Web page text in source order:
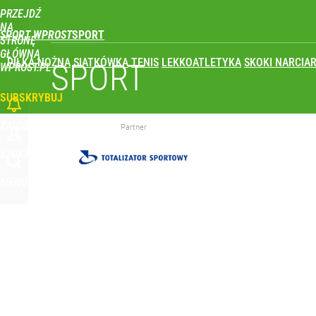
PRZEJDŹ
NA
STRONĘ
GŁÓWNĄ
WPROST.PL
SPORT WPROST
PIŁKA NOŻNA SIATKÓWKA TENIS LEKKOATLETYKA SKOKI
SUBSKRYBUJ
Tomasz Fornal zmobilizował rządzących!
Reprezentant Polski wypisze się z kadry? To
SPORT
Partner